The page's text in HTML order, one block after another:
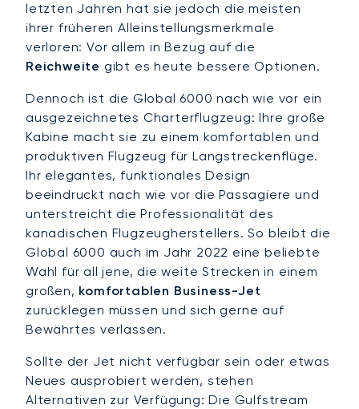
letzten Jahren hat sie jedoch die meisten
ihrer früheren Alleinstellungsmerkmale
verloren: Vor allem in Bezug auf die
Reichweite gibt es heute bessere Optionen.
Dennoch ist die Global 6000 nach wie vor ein
ausgezeichnetes Charterflugzeug: Ihre große
Kabine macht sie zu einem komfortablen und
produktiven Flugzeug für Langstreckenflüge.
Ihr elegantes, funktionales Design
beeindruckt nach wie vor die Passagiere und
unterstreicht die Professionalität des
kanadischen Flugzeugherstellers. So bleibt die
Global 6000 auch im Jahr 2022 eine beliebte
Wahl für all jene, die weite Strecken in einem
großen, komfortablen Business-Jet
zurücklegen müssen und sich gerne auf
Bewährtes verlassen.
Sollte der Jet nicht verfügbar sein oder etwas
Neues ausprobiert werden, stehen
Alternativen zur Verfügung: Die Gulfstream